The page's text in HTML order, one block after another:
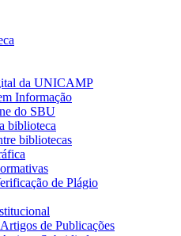
da UNICAMP
Informação
do SBU
biblioteca
bibliotecas
de Plágio
de Publicações